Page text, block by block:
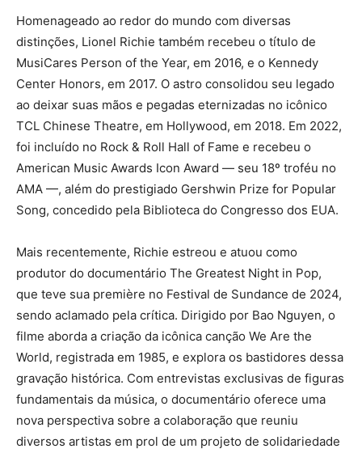
Homenageado ao redor do mundo com diversas
distinções, Lionel Richie também recebeu o título de
MusiCares Person of the Year, em 2016, e o Kennedy
Center Honors, em 2017. O astro consolidou seu legado
ao deixar suas mãos e pegadas eternizadas no icônico
TCL Chinese Theatre, em Hollywood, em 2018. Em 2022,
foi incluído no Rock & Roll Hall of Fame e recebeu o
American Music Awards Icon Award — seu 18º troféu no
AMA —, além do prestigiado Gershwin Prize for Popular
Song, concedido pela Biblioteca do Congresso dos EUA.
Mais recentemente, Richie estreou e atuou como
produtor do documentário The Greatest Night in Pop,
que teve sua première no Festival de Sundance de 2024,
sendo aclamado pela crítica. Dirigido por Bao Nguyen, o
filme aborda a criação da icônica canção We Are the
World, registrada em 1985, e explora os bastidores dessa
gravação histórica. Com entrevistas exclusivas de figuras
fundamentais da música, o documentário oferece uma
nova perspectiva sobre a colaboração que reuniu
diversos artistas em prol de um projeto de solidariedade